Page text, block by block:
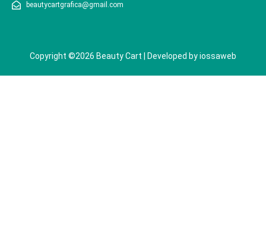
beautycartgrafica@gmail.com
Copyright ©2026 Beauty Cart | Developed byiossaweb